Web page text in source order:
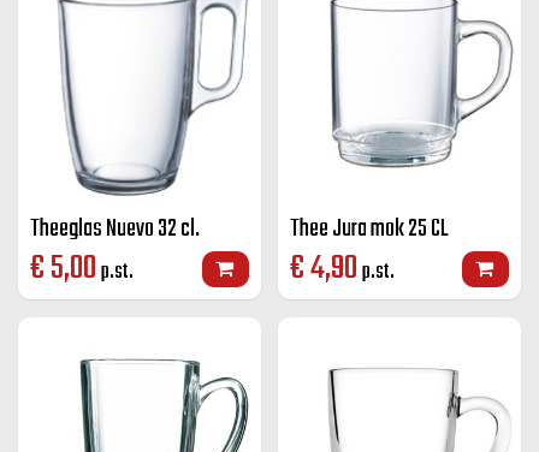
Theeglas Nuevo 32 cl.
€5,00p.st.
Thee Jura mok 25 CL
€4,90p.st.